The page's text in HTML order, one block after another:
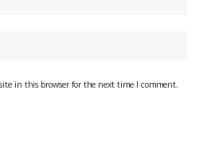
in this browser for the next time I comment.